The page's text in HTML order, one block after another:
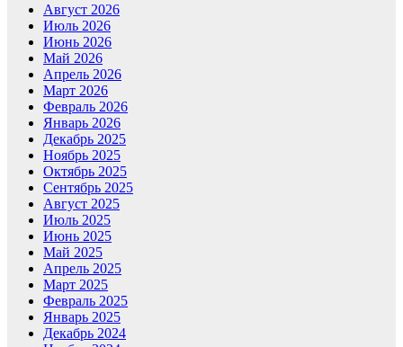
Август 2026
Июль 2026
Июнь 2026
Май 2026
Апрель 2026
Март 2026
Февраль 2026
Январь 2026
Декабрь 2025
Ноябрь 2025
Октябрь 2025
Сентябрь 2025
Август 2025
Июль 2025
Июнь 2025
Май 2025
Апрель 2025
Март 2025
Февраль 2025
Январь 2025
Декабрь 2024